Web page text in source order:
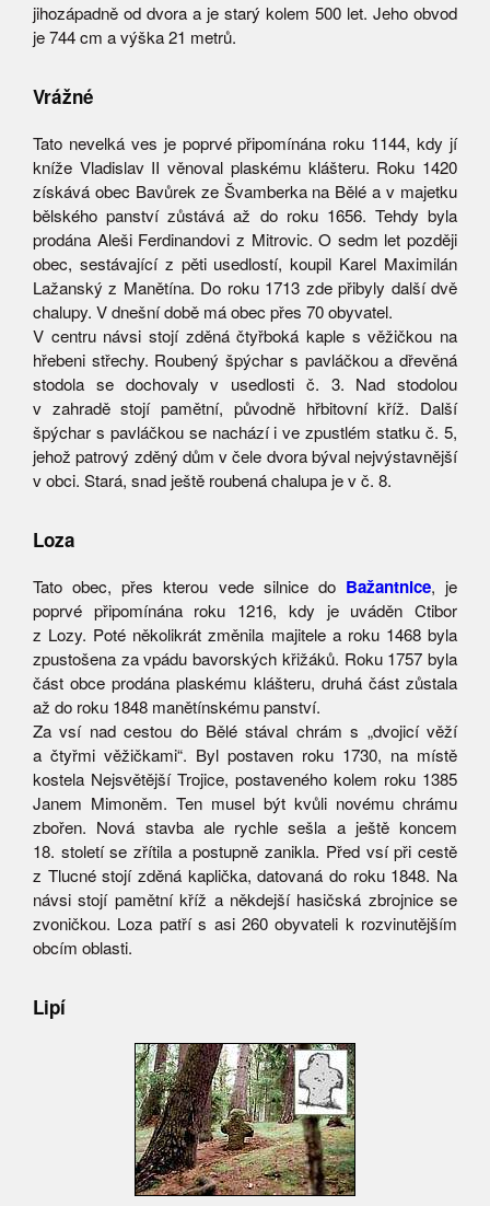
jihozápadně od dvora a je starý kolem 500 let. Jeho obvod
je 744 cm a výška 21 metrů.
Vrážné
Tato nevelká ves je poprvé připomínána roku 1144, kdy jí
kníže Vladislav II věnoval plaskému klášteru. Roku 1420
získává obec Bavůrek ze Švamberka na Bělé a v majetku
bělského panství zůstává až do roku 1656. Tehdy byla
prodána Aleši Ferdinandovi z Mitrovic. O sedm let později
obec, sestávající z pěti usedlostí, koupil Karel Maximilán
Lažanský z Manětína. Do roku 1713 zde přibyly další dvě
chalupy. V dnešní době má obec přes 70 obyvatel.
V centru návsi stojí zděná čtyřboká kaple s věžičkou na
hřebeni střechy. Roubený špýchar s pavláčkou a dřevěná
stodola se dochovaly v usedlosti č. 3. Nad stodolou
v zahradě stojí pamětní, původně hřbitovní kříž. Další
špýchar s pavláčkou se nachází i ve zpustlém statku č. 5,
jehož patrový zděný dům v čele dvora býval nejvýstavnější
v obci. Stará, snad ještě roubená chalupa je v č. 8.
Loza
Tato obec, přes kterou vede silnice do Bažantnice, je
poprvé připomínána roku 1216, kdy je uváděn Ctibor
z Lozy. Poté několikrát změnila majitele a roku 1468 byla
zpustošena za vpádu bavorských křižáků. Roku 1757 byla
část obce prodána plaskému klášteru, druhá část zůstala
až do roku 1848 manětínskému panství.
Za vsí nad cestou do Bělé stával chrám s „dvojicí věží
a čtyřmi věžičkami“. Byl postaven roku 1730, na místě
kostela Nejsvětější Trojice, postaveného kolem roku 1385
Janem Mimoněm. Ten musel být kvůli novému chrámu
zbořen. Nová stavba ale rychle sešla a ještě koncem
18. století se zřítila a postupně zanikla. Před vsí při cestě
z Tlucné stojí zděná kaplička, datovaná do roku 1848. Na
návsi stojí pamětní kříž a někdejší hasičská zbrojnice se
zvoničkou. Loza patří s asi 260 obyvateli k rozvinutějším
obcím oblasti.
Lipí